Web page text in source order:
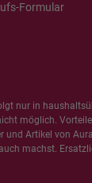
Formular
nur in
möglich.
und Artikel von
machst.